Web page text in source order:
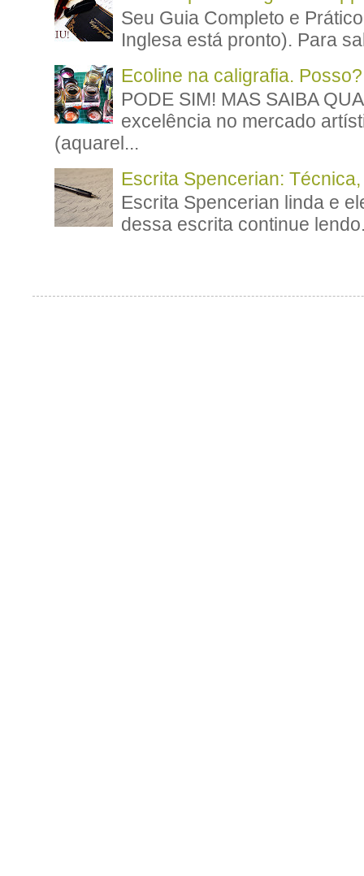
Seu Guia Completo e
Inglesa está pronto). Para
Ecoline na caligrafia. Posso?
PODE SIM! MAS SAIBA
excelência no mercado
(aquarel...
Escrita Spencerian:
Escrita Spencerian linda e
dessa escrita continue